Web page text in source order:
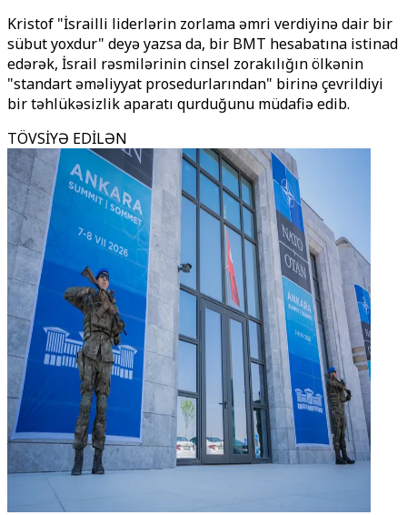
Kristof "İsrailli liderlərin zorlama əmri verdiyinə dair bir
sübut yoxdur" deyə yazsa da, bir BMT hesabatına istinad
edərək, İsrail rəsmilərinin cinsel zorakılığın ölkənin
"standart əməliyyat prosedurlarından" birinə çevrildiyi
bir təhlükəsizlik aparatı qurduğunu müdafiə edib.
TÖVSİYƏ EDİLƏN